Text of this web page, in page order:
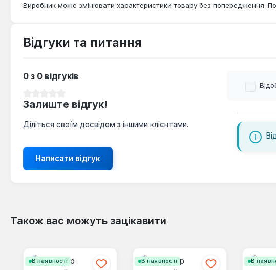
Виробник може змінювати характеристики товару без попередження.
Відгуки та питання
0 з 0 відгуків
Залиште відгук!
Діліться своїм досвідом з іншими клієнтами.
Написати відгук
Також вас можуть зацікавити
В наявності В наявності В